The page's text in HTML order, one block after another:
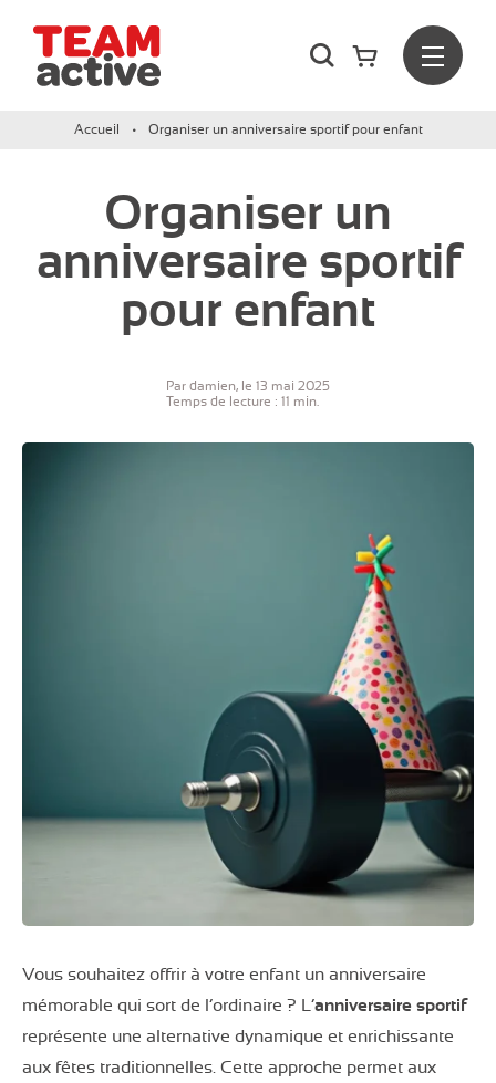
Rechercher
Menu
Accueil Organiser un anniversaire sportif pour enfant
Organiser un
anniversaire sportif
pour enfant
Par damien, le 13 mai 2025
Temps de lecture : 11 min.
Vous souhaitez offrir à votre enfant un anniversaire
mémorable qui sort de l’ordinaire ? L’anniversaire sportif
représente une alternative dynamique et enrichissante
aux fêtes traditionnelles. Cette approche permet aux